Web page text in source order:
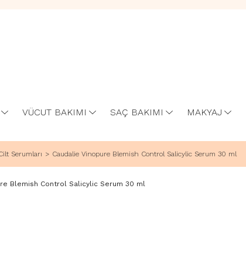
VÜCUT BAKIMI SAÇ BAKIMI MAKYAJ
Serumları Caudalie Vinopure Blemish Control Salicylic Serum 30 ml